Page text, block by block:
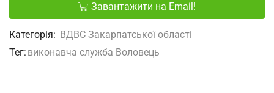
Завантажити на Email!
Категорія: ВДВС Закарпатської області
Тег: виконавча служба Воловець